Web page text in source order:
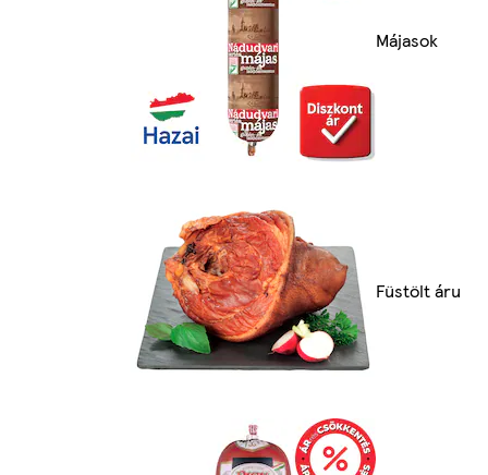
Májasok
Füstölt áru